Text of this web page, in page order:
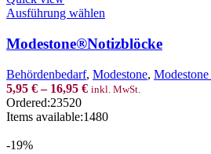
Ausführung wählen
has
multiple
variants.
The
options
may
be
Modestone®Notizblöcke
Behördenbedarf, Modestone,
5,95 €– 16,95 € inkl. MwSt.
Ordered:23520
Items available:1480
-19%